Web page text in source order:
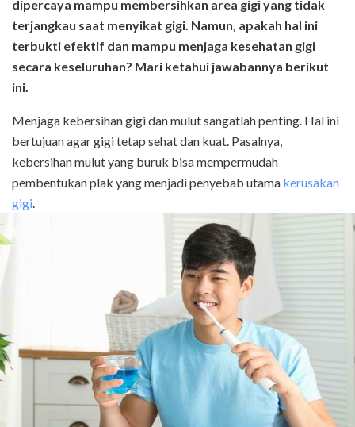
dipercaya mampu membersihkan area gigi yang tidak
terjangkau saat menyikat gigi. Namun, apakah hal ini
terbukti efektif dan mampu menjaga kesehatan gigi
secara keseluruhan? Mari ketahui jawabannya berikut
ini.
Menjaga kebersihan gigi dan mulut sangatlah penting. Hal ini
bertujuan agar gigi tetap sehat dan kuat. Pasalnya,
kebersihan mulut yang buruk bisa mempermudah
pembentukan plak yang menjadi penyebab utama kerusakan
gigi.